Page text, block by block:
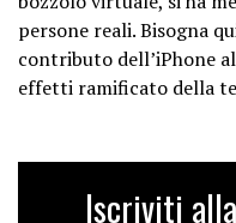
persone reali. Bisogna
contributo dell’iPhone
effetti ramificato della
Iscriviti alla